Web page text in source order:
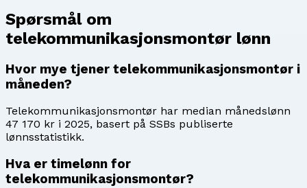
Spørsmål om
telekommunikasjonsmontør lønn
Hvor mye tjener telekommunikasjonsmontør i
måneden?
Telekommunikasjonsmontør har median månedslønn
47 170 kr i 2025, basert på SSBs publiserte
lønnsstatistikk.
Hva er timelønn for
telekommunikasjonsmontør?